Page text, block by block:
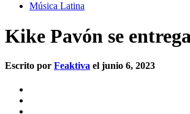
Música Latina
Kike Pavón se
Escrito por Feaktiva el junio 6, 2023